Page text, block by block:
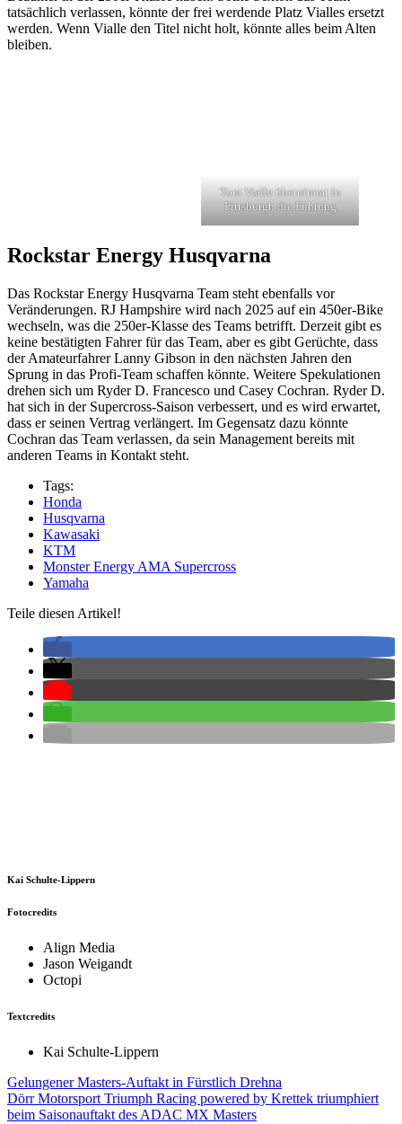
tatsächlich verlassen, könnte der frei werdende Platz Vialles ersetzt
werden. Wenn Vialle den Titel nicht holt, könnte alles beim Alten
bleiben.
Tom Vialle übernimmt in
Pittsburgh die Führung
Rockstar Energy Husqvarna
Das Rockstar Energy Husqvarna Team steht ebenfalls vor
Veränderungen. RJ Hampshire wird nach 2025 auf ein 450er-Bike
wechseln, was die 250er-Klasse des Teams betrifft. Derzeit gibt es
keine bestätigten Fahrer für das Team, aber es gibt Gerüchte, dass
der Amateurfahrer Lanny Gibson in den nächsten Jahren den
Sprung in das Profi-Team schaffen könnte. Weitere Spekulationen
drehen sich um Ryder D. Francesco und Casey Cochran. Ryder D.
hat sich in der Supercross-Saison verbessert, und es wird erwartet,
dass er seinen Vertrag verlängert. Im Gegensatz dazu könnte
Cochran das Team verlassen, da sein Management bereits mit
anderen Teams in Kontakt steht.
Tags:
Honda
Husqvarna
Kawasaki
KTM
Monster Energy AMA Supercross
Yamaha
Teile diesen Artikel!
Kai Schulte-Lippern
Fotocredits
Align Media
Jason Weigandt
Octopi
Textcredits
Kai Schulte-Lippern
Beitragsnavigation
Gelungener Masters-Auftakt in Fürstlich Drehna
Dörr Motorsport Triumph Racing powered by Krettek triumphiert
beim Saisonauftakt des ADAC MX Masters